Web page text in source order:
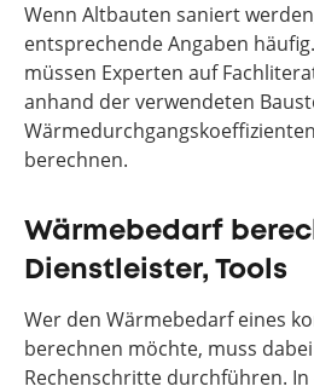
Wenn Altbauten saniert
entsprechende Angaben
müssen Experten auf
anhand der verwendeten
berechnen.
Wärmebedarf
Dienstleister, Tools
Wer den Wärmebedarf eines
berechnen möchte, muss
Rechenschritte durchführen.